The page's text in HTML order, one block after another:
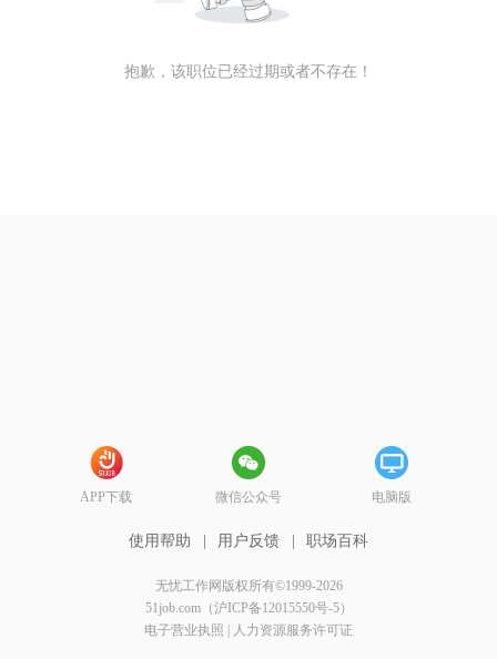
抱歉，该职位已经过期或者不存在！
APP下载 微信公众号 电脑版
使用帮助 用户反馈 职场百科
无忧工作网版权所有©1999-2026
51job.com（沪ICP备12015550号-5）
电子营业执照
人力资源服务许可证